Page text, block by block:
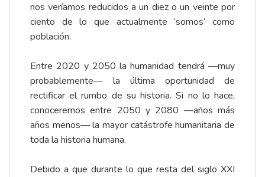
nos veríamos reducidos a un diez o un veinte por
ciento de lo que actualmente ‘somos’ como
población.
Entre 2020 y 2050 la humanidad tendrá —muy
probablemente— la última oportunidad de
rectificar el rumbo de su historia. Si no lo hace,
conoceremos entre 2050 y 2080 —años más
años menos— la mayor catástrofe humanitaria de
toda la historia humana.
Debido a que durante lo que resta del siglo XXI